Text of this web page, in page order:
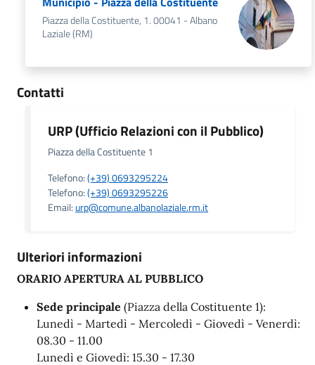
Piazza della Costituente, 1. 00041 - Albano
Laziale (RM)
Contatti
URP (Ufficio Relazioni con il Pubblico)
Piazza della Costituente 1
Telefono:(+39) 0693295224
Telefono:(+39) 0693295226
Email: urp@comune.albanolaziale.rm.it
Ulteriori informazioni
ORARIO APERTURA AL PUBBLICO
Sede principale (Piazza della Costituente 1):
Lunedì - Martedì - Mercoledì - Giovedì - Venerdì:
08.30 - 11.00
Lunedì e Giovedì: 15.30 - 17.30